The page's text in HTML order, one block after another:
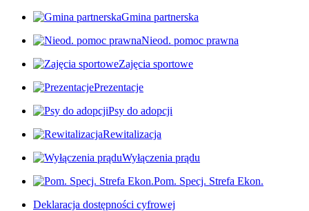
Gmina partnerska
Nieod. pomoc prawna
Zajęcia sportowe
Prezentacje
Psy do adopcji
Rewitalizacja
Wyłączenia prądu
Pom. Specj. Strefa Ekon.
Deklaracja dostępności cyfrowej